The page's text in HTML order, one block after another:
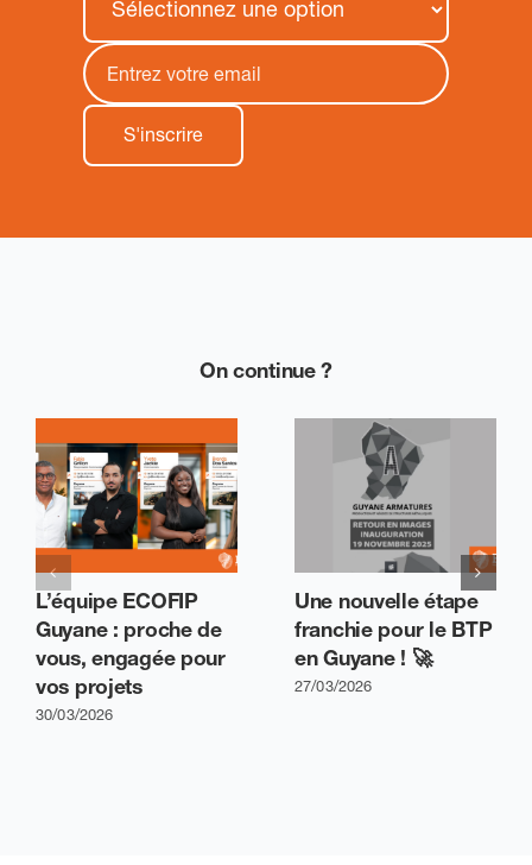
On continue ?
L’équipe ECOFIP
Guyane : proche de
vous, engagée pour
vos projets
30/03/2026
Une nouvelle étape
franchie pour le BTP
en Guyane ! 🚀
27/03/2026